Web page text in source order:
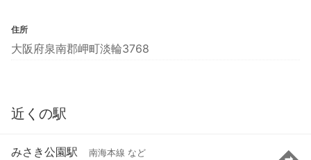
住所
大阪府泉南郡岬町淡輪3768
近くの駅
みさき公園駅 南海本線 など